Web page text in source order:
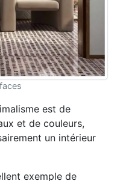
est de
et de couleurs,
un intérieur
exemple de